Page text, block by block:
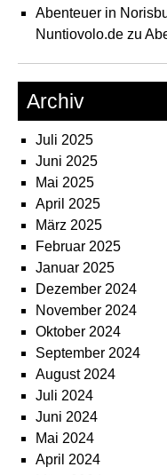
Abenteuer in
Nuntiovolo.de zu
Archiv
Juli 2025
Juni 2025
Mai 2025
April 2025
März 2025
Februar 2025
Januar 2025
Dezember 2024
November 2024
Oktober 2024
September 2024
August 2024
Juli 2024
Juni 2024
Mai 2024
April 2024